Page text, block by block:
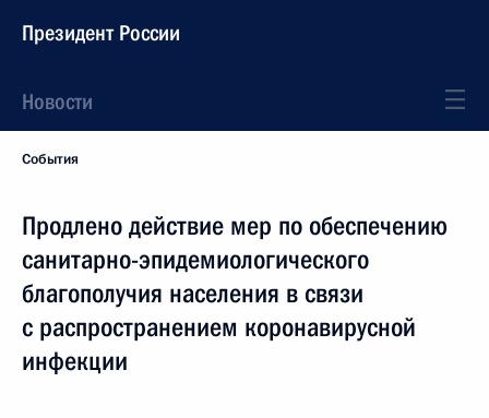
Президент России
Новости
События
Продлено действие мер по обеспечению
санитарно-эпидемиологического
благополучия населения в связи
с распространением коронавирусной
инфекции